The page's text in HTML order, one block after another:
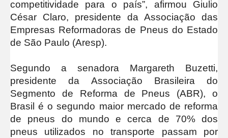
competitividade para o país”, afirmou Giulio
César Claro, presidente da Associação das
Empresas Reformadoras de Pneus do Estado
de São Paulo (Aresp).
Segundo a senadora Margareth Buzetti,
presidente da Associação Brasileira do
Segmento de Reforma de Pneus (ABR), o
Brasil é o segundo maior mercado de reforma
de pneus do mundo e cerca de 70% dos
pneus utilizados no transporte passam por